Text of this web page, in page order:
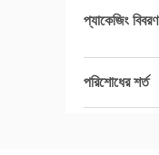
প্যাকেজিং বিবরণ
পরিশোধের শর্ত